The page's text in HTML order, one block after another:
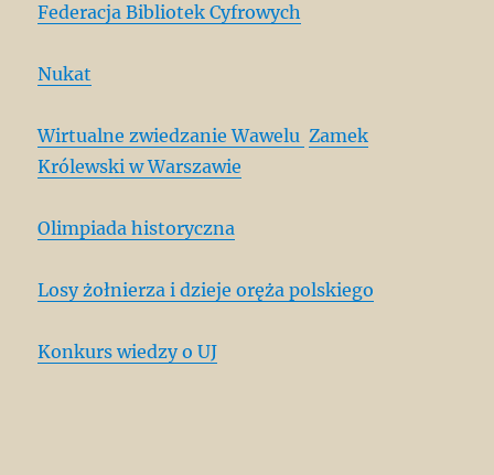
Federacja Bibliotek Cyfrowych
Nukat
Wirtualne zwiedzanie Wawelu Zamek
Królewski w Warszawie
Olimpiada historyczna
Losy żołnierza i dzieje oręża polskiego
Konkurs wiedzy o UJ